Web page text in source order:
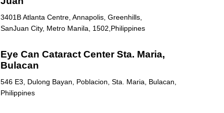
3401B Atlanta Centre, Annapolis, Greenhills,
SanJuan City, Metro Manila, 1502,Philippines
Eye Can Cataract Center Sta. Maria,
Bulacan
546 E3, Dulong Bayan, Poblacion, Sta. Maria, Bulacan,
Philippines